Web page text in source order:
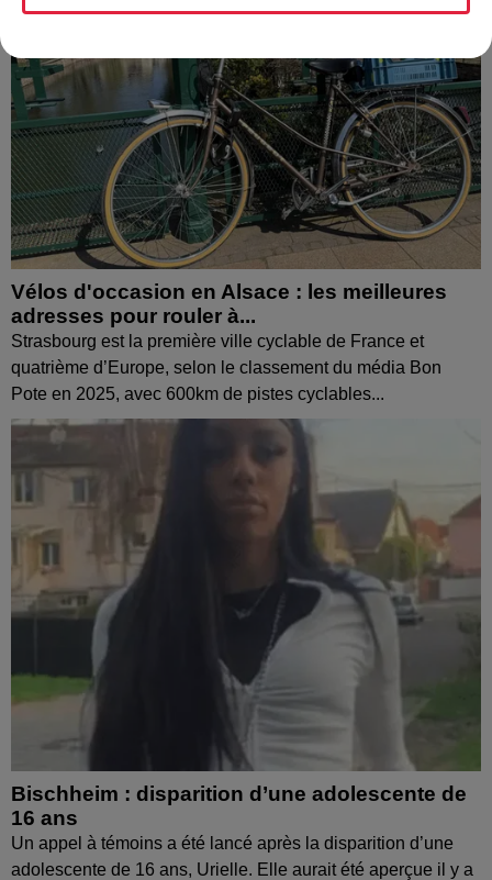
Vélos d'occasion en Alsace : les meilleures
adresses pour rouler à...
Strasbourg est la première ville cyclable de France et
quatrième d’Europe, selon le classement du média Bon
Pote en 2025, avec 600km de pistes cyclables...
Bischheim : disparition d’une adolescente de
16 ans
Un appel à témoins a été lancé après la disparition d’une
adolescente de 16 ans, Urielle. Elle aurait été aperçue il y a